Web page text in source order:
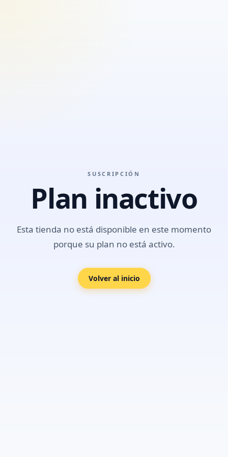
SUSCRIPCIÓN
Plan inactivo
Esta tienda no está disponible en este momento
porque su plan no está activo.
Volver al inicio